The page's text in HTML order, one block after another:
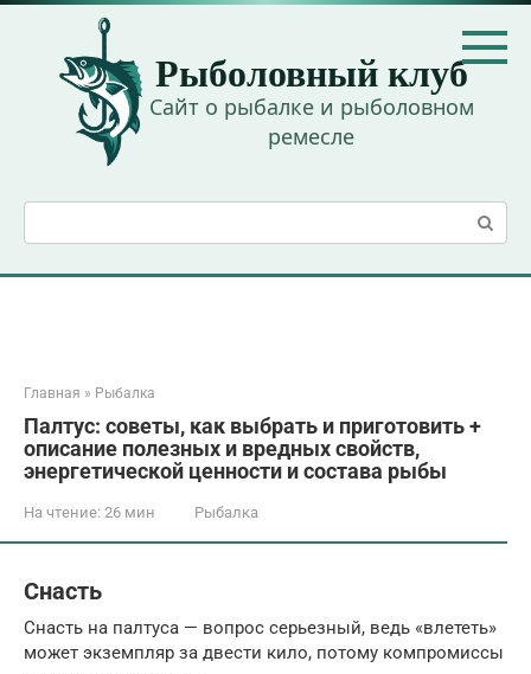
Перейти
контенту
Рыболовный клуб
Сайт о рыбалке и рыболовном
ремесле
Главная » Рыбалка
Палтус: советы, как выбрать и приготовить +
описание полезных и вредных свойств,
энергетической ценности и состава рыбы
На чтение: 26 мин Рыбалка
Снасть
Снасть на палтуса — вопрос серьезный, ведь «влететь»
может экземпляр за двести кило, потому компромиссы